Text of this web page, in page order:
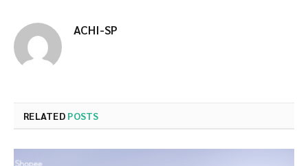
ACHI-SP
RELATED POSTS